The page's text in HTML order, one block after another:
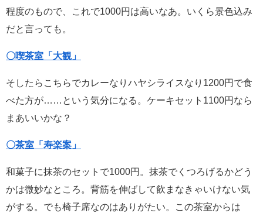
程度のもので、これで1000円は高いなあ。いくら景色込み
だと言っても。
〇喫茶室「大観」
そしたらこちらでカレーなりハヤシライスなり1200円で食
べた方が……という気分になる。ケーキセット1100円なら
まあいいかな？
〇茶室「寿楽案」
和菓子に抹茶のセットで1000円。抹茶でくつろげるかどう
かは微妙なところ。背筋を伸ばして飲まなきゃいけない気
がする。でも椅子席なのはありがたい。この茶室からは